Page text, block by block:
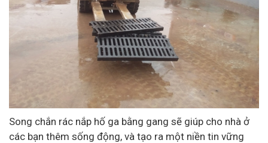
Song chắn rác nắp hố ga bằng gang sẽ giúp cho nhà ở
các bạn thêm sống động, và tạo ra một niền tin vững